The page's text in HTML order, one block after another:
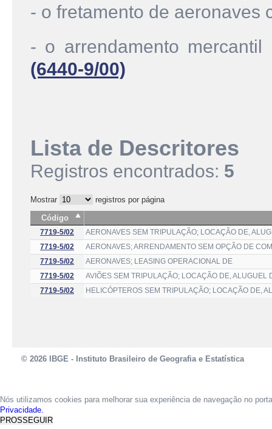
- o fretamento de aeronaves
- o arrendamento
(6440-9/00)
Lista de Descritores
Registros encontrados: 5
Mostrar
registros por página
Código
7719-5/02
AERONAVES SEM TRIPULAÇÃO; LOCAÇÃO DE,
7719-5/02
AERONAVES; ARRENDAMENTO SEM OPÇÃO DE
7719-5/02
AERONAVES; LEASING OPERACIONAL DE
7719-5/02
AVIÕES SEM TRIPULAÇÃO; LOCAÇÃO DE, ALUGUEL
7719-5/02
HELICÓPTEROS SEM TRIPULAÇÃO; LOCAÇÃO DE,
© 2026 IBGE - Instituto Brasileiro de Geografia e Estatística
Nós utilizamos cookies para melhorar sua experiência de navegação no
Privacidade.
PROSSEGUIR